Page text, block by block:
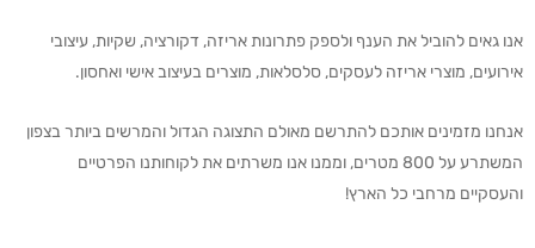
אנו גאים להוביל את הענף ולספק פתרונות אריזה, דקורציה, שקיות, עיצובי
אירועים, מוצרי אריזה לעסקים, סלסלאות, מוצרים בעיצוב אישי ואחסון.
אנחנו מזמינים אותכם להתרשם מאולם התצוגה הגדול והמרשים ביותר בצפון
המשתרע על 800 מטרים, וממנו אנו משרתים את לקוחותנו הפרטיים
והעסקיים מרחבי כל הארץ!